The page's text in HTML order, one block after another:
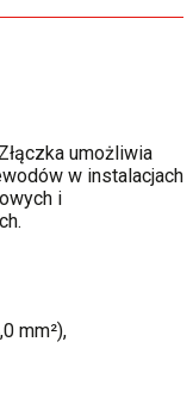
umożliwia
w instalacjach
i
mm²),